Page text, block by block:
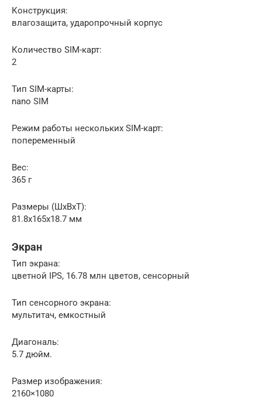
Конструкция:
влагозащита, ударопрочный корпус
Количество SIM-карт:
2
Тип SIM-карты:
nano SIM
Режим работы нескольких SIM-карт:
попеременный
Вес:
365 г
Размеры (ШxВxТ):
81.8x165x18.7 мм
Экран
Тип экрана:
цветной IPS, 16.78 млн цветов, сенсорный
Тип сенсорного экрана:
мультитач, емкостный
Диагональ:
5.7 дюйм.
Размер изображения:
2160×1080